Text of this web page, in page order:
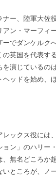
ー、陸軍大佐
ン・マーフィ
でダンケルク
英国を代表す
演じているの
ッドを始め、
レックス役には
ン」のハリー
無名どころか
ところが、ノ